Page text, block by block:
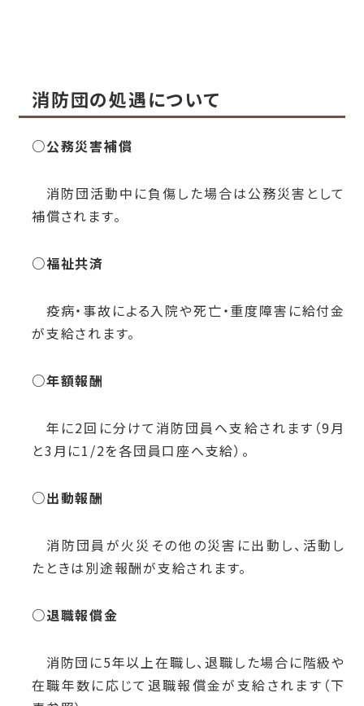
消防団の処遇について
○公務災害補償
消防団活動中に負傷した場合は公務災害として
補償されます。
○福祉共済
疫病・事故による入院や死亡・重度障害に給付金
が支給されます。
○年額報酬
年に2回に分けて消防団員へ支給されます（9月
と3月に1/2を各団員口座へ支給）。
○出動報酬
消防団員が火災その他の災害に出動し、活動し
たときは別途報酬が支給されます。
○退職報償金
消防団に5年以上在職し、退職した場合に階級や
在職年数に応じて退職報償金が支給されます（下